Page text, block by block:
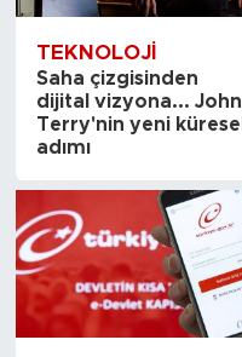
TEKNOLOJI
Saha çizgisinden
dijital vizyona... John
Terry'nin yeni küresel
adımı